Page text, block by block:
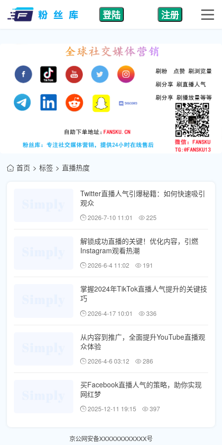
登陆 注册
首页 标签 直播热度
Twitter直播人气引爆秘籍：如何快速吸引
观众
2026-7-10 11:01 225
解锁成功直播的关键！优化内容，引燃
Instagram观看热潮
2026-6-4 11:02 191
掌握2024年TikTok直播人气提升的关键技
巧
2026-4-17 10:01 336
从内容到推广，全面提升YouTube直播观
众体验
2026-4-6 03:12 286
买Facebook直播人气的策略，助你实现
网红梦
2025-12-11 19:15 397
京公网安备XXXXXXXXXXXX号